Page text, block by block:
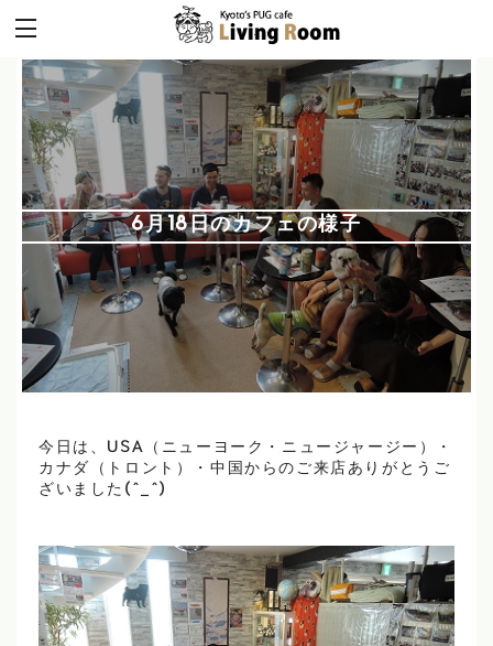
6月18日のカフェの様子
今日は、USA（ニューヨーク・ニュージャージー）・
カナダ（トロント）・中国からのご来店ありがとうご
ざいました(^_^)